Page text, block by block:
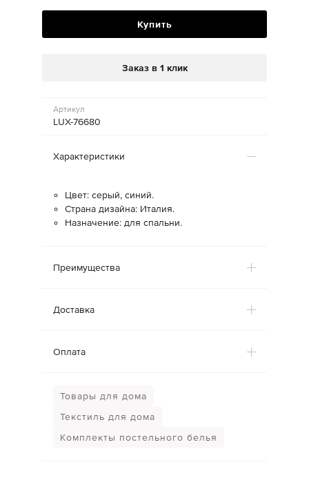
Купить
Заказ в 1 клик
Артикул
LUX-76680
Характеристики
Цвет: серый, синий.
Страна дизайна: Италия.
Назначение: для спальни.
Преимущества
Доставка
Оплата
Товары для дома
Текстиль для дома
Комплекты постельного белья